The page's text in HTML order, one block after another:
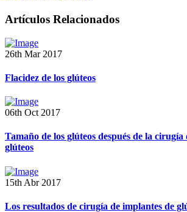
Artículos Relacionados
26th Mar 2017
Flacidez de los glúteos
06th Oct 2017
Tamaño de los glúteos después de la cirugía
glúteos
15th Abr 2017
Los resultados de cirugía de implantes de